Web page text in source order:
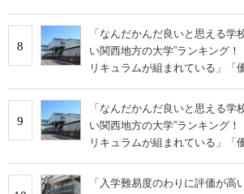
8
「なんだかんだ良いと思える
い関西地方の大学”ランキング
リキュラムが組まれている」「
9
「なんだかんだ良いと思える
い関西地方の大学”ランキング
リキュラムが組まれている」「
「入学難易度のわりに評価が